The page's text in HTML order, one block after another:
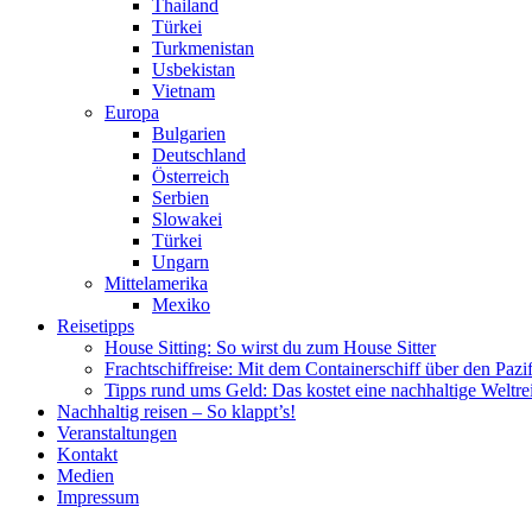
Thailand
Türkei
Turkmenistan
Usbekistan
Vietnam
Europa
Bulgarien
Deutschland
Österreich
Serbien
Slowakei
Türkei
Ungarn
Mittelamerika
Mexiko
Reisetipps
House Sitting: So wirst du zum House Sitter
Frachtschiffreise: Mit dem Containerschiff über den
Tipps rund ums Geld: Das kostet eine nachhaltige
Nachhaltig reisen – So klappt’s!
Veranstaltungen
Kontakt
Medien
Impressum